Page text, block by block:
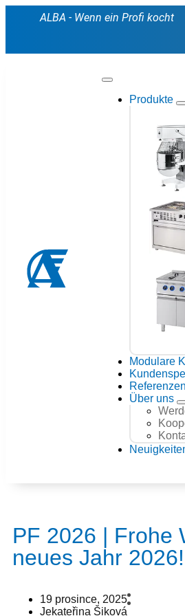
ALBA - Wenn ein Profi kocht
Produkte
Modulare
Referenzen
Über uns
PF 2026 | Frohe
neues Jahr 2026!
19 prosince, 2025
Jekateřina Šiková